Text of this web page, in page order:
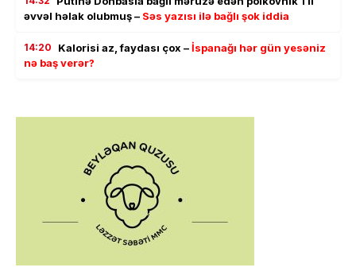
əvvəl həlak olubmuş – Səs yazısı ilə bağlı şok iddia
14:20 Kalorisi az, faydası çox –İspanağı hər gün yesəniz
nə baş verər?